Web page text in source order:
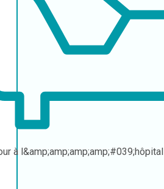
à l&amp;amp;amp;amp;#039;hôpital